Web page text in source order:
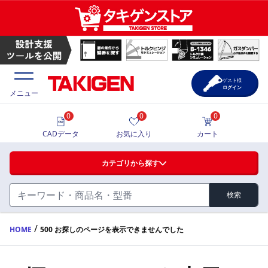
ハンドル・取手・つまみ・周辺機器
FA・A
蝶番・ステー・周辺機器
価格一覧
製品カタログ
メニュー
カテゴリから探す
検索
0
CADデータ
0
お気に入り
0
カート
ゲスト様
ログイン
HOME / 500 お探しのページを表示できませんでした